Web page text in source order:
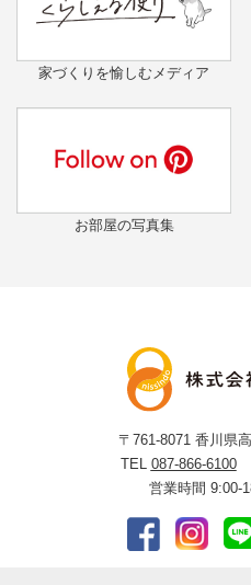
家づくりを愉しむメディア
お部屋の写真集
〒761-8071香川県
TEL 087-866-6100
営業時間 9:00-